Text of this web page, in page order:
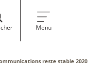
Menu
reste stable 2020